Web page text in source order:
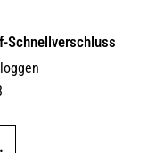
Schnellverschluss